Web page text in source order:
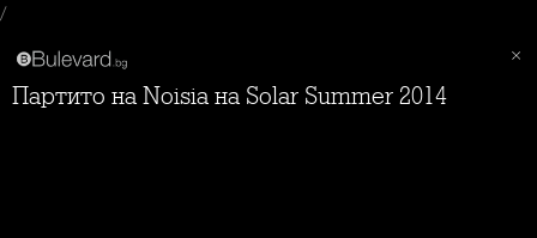
/
Партито на Noisia на Solar Summer 2014